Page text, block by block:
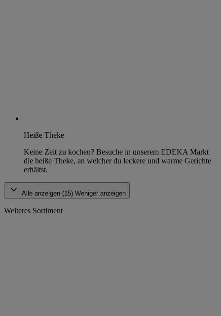
Heiße Theke
Keine Zeit zu kochen? Besuche in unserem EDEKA Markt
die heiße Theke, an welcher du leckere und warme Gerichte
erhältst.
Alle anzeigen (15) Weniger anzeigen
Weiteres Sortiment